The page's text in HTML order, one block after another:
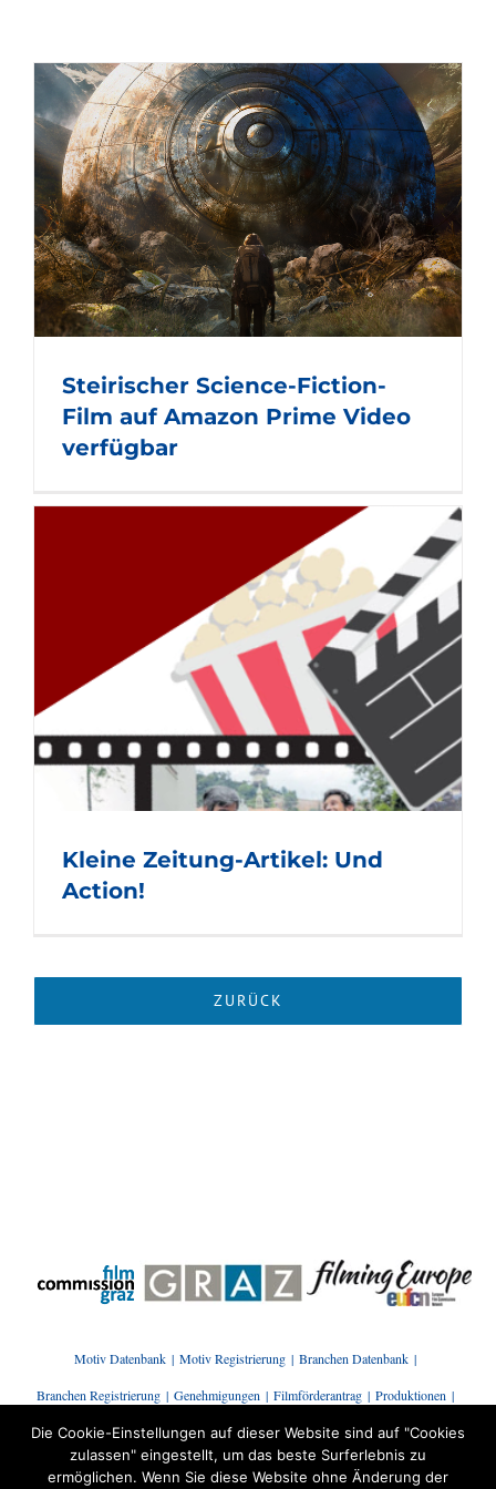
Steirischer Science-Fiction-
Film auf Amazon Prime Video
verfügbar
Kleine Zeitung-Artikel: Und
Action!
Motiv Datenbank Motiv Registrierung Branchen Datenbank
Branchen Registrierung Genehmigungen Filmförderantrag Produktionen
Presse | News Branchenstammtisch Kontakt
Die Cookie-Einstellungen auf dieser Website sind auf "Cookies
zulassen" eingestellt, um das beste Surferlebnis zu
ermöglichen. Wenn Sie diese Website ohne Änderung der